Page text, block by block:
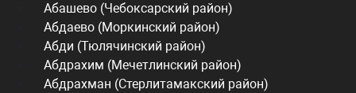
Абашево (Чебоксарский район)
Абдаево (Моркинский район)
Абди (Тюлячинский район)
Абдрахим (Мечетлинский район)
Абдрахман (Стерлитамакский район)